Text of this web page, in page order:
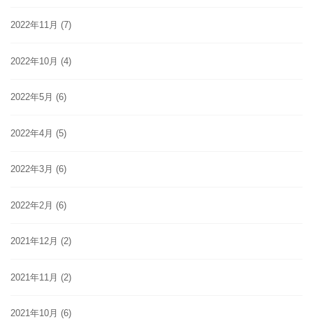
2022年11月 (7)
2022年10月 (4)
2022年5月 (6)
2022年4月 (5)
2022年3月 (6)
2022年2月 (6)
2021年12月 (2)
2021年11月 (2)
2021年10月 (6)